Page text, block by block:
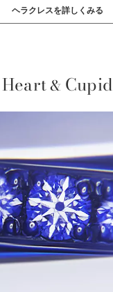
ヘラクレスを詳しくみる
Heart& Cupid